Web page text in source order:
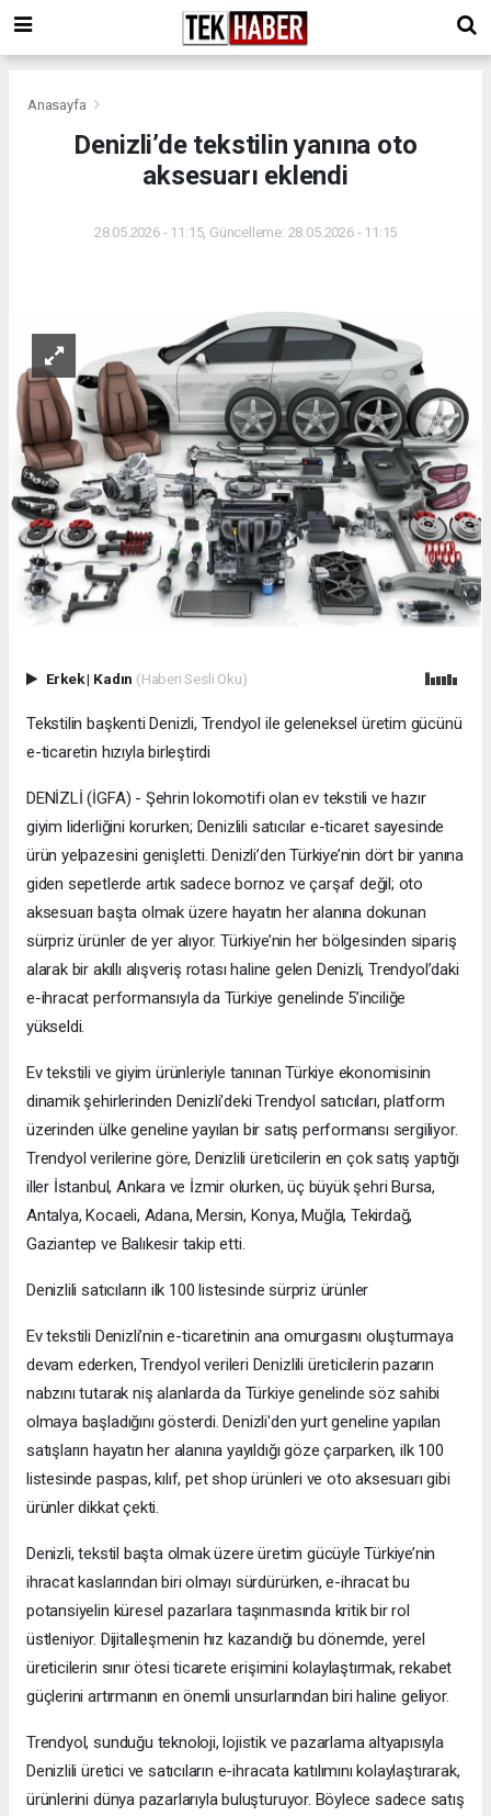
Anasayfa
Denizli’de tekstilin yanına oto
aksesuarı eklendi
28.05.2026 - 11:15, Güncelleme: 28.05.2026 - 11:15
Erkek| Kadın (Haberi Sesli Oku)
Tekstilin başkenti Denizli, Trendyol ile geleneksel üretim gücünü
e-ticaretin hızıyla birleştirdi
DENİZLİ (İGFA) - Şehrin lokomotifi olan ev tekstili ve hazır
giyim liderliğini korurken; Denizlili satıcılar e-ticaret sayesinde
ürün yelpazesini genişletti. Denizli’den Türkiye’nin dört bir yanına
giden sepetlerde artık sadece bornoz ve çarşaf değil; oto
aksesuarı başta olmak üzere hayatın her alanına dokunan
sürpriz ürünler de yer alıyor. Türkiye’nin her bölgesinden sipariş
alarak bir akıllı alışveriş rotası haline gelen Denizli, Trendyol’daki
e-ihracat performansıyla da Türkiye genelinde 5’inciliğe
yükseldi.
Ev tekstili ve giyim ürünleriyle tanınan Türkiye ekonomisinin
dinamik şehirlerinden Denizli'deki Trendyol satıcıları, platform
üzerinden ülke geneline yayılan bir satış performansı sergiliyor.
Trendyol verilerine göre, Denizlili üreticilerin en çok satış yaptığı
iller İstanbul, Ankara ve İzmir olurken, üç büyük şehri Bursa,
Antalya, Kocaeli, Adana, Mersin, Konya, Muğla, Tekirdağ,
Gaziantep ve Balıkesir takip etti.
Denizlili satıcıların ilk 100 listesinde sürpriz ürünler
Ev tekstili Denizli’nin e-ticaretinin ana omurgasını oluşturmaya
devam ederken, Trendyol verileri Denizlili üreticilerin pazarın
nabzını tutarak niş alanlarda da Türkiye genelinde söz sahibi
olmaya başladığını gösterdi. Denizli'den yurt geneline yapılan
satışların hayatın her alanına yayıldığı göze çarparken, ilk 100
listesinde paspas, kılıf, pet shop ürünleri ve oto aksesuarı gibi
ürünler dikkat çekti.
Denizli, tekstil başta olmak üzere üretim gücüyle Türkiye’nin
ihracat kaslarından biri olmayı sürdürürken, e-ihracat bu
potansiyelin küresel pazarlara taşınmasında kritik bir rol
üstleniyor. Dijitalleşmenin hız kazandığı bu dönemde, yerel
üreticilerin sınır ötesi ticarete erişimini kolaylaştırmak, rekabet
güçlerini artırmanın en önemli unsurlarından biri haline geliyor.
Trendyol, sunduğu teknoloji, lojistik ve pazarlama altyapısıyla
Denizlili üretici ve satıcıların e-ihracata katılımını kolaylaştırarak,
ürünlerini dünya pazarlarıyla buluşturuyor. Böylece sadece satış